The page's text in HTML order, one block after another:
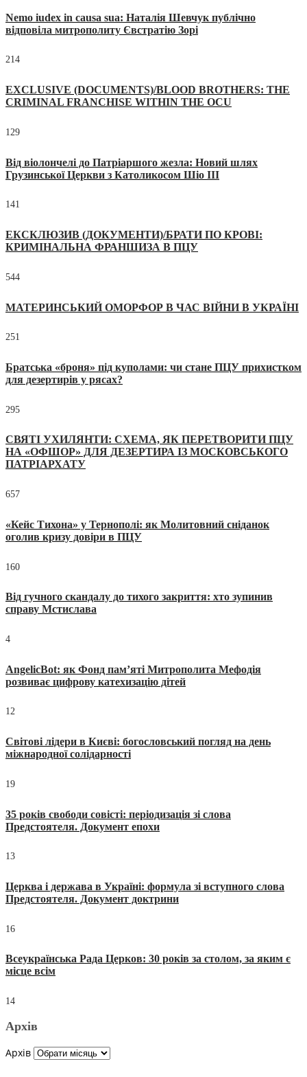
Nemo iudex in causa sua: Наталія Шевчук публічно
відповіла митрополиту Євстратію Зорі
214
EXCLUSIVE (DOCUMENTS)/BLOOD BROTHERS: THE
CRIMINAL FRANCHISE WITHIN THE OCU
129
Від віолончелі до Патріаршого жезла: Новий шлях
Грузинської Церкви з Католикосом Шіо III
141
ЕКСКЛЮЗИВ (ДОКУМЕНТИ)/БРАТИ ПО КРОВІ:
КРИМІНАЛЬНА ФРАНШИЗА В ПЦУ
544
МАТЕРИНСЬКИЙ ОМОРФОР В ЧАС ВІЙНИ В УКРАЇНІ
251
Братська «броня» під куполами: чи стане ПЦУ прихистком
для дезертирів у рясах?
295
СВЯТІ УХИЛЯНТИ: СХЕМА, ЯК ПЕРЕТВОРИТИ ПЦУ
НА «ОФШОР» ДЛЯ ДЕЗЕРТИРА ІЗ МОСКОВСЬКОГО
ПАТРІАРХАТУ
657
«Кейс Тихона» у Тернополі: як Молитовний сніданок
оголив кризу довіри в ПЦУ
160
Від гучного скандалу до тихого закриття: хто зупинив
справу Мстислава
4
AngelicBot: як Фонд пам’яті Митрополита Мефодія
розвиває цифрову катехизацію дітей
12
Світові лідери в Києві: богословський погляд на день
міжнародної солідарності
19
35 років свободи совісті: періодизація зі слова
Предстоятеля. Документ епохи
13
Церква і держава в Україні: формула зі вступного слова
Предстоятеля. Документ доктрини
16
Всеукраїнська Рада Церков: 30 років за столом, за яким є
місце всім
14
Архів
Архів